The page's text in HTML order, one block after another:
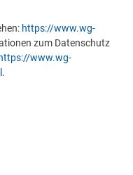
https://www.wg-
zum Datenschutz
https://www.wg-
.